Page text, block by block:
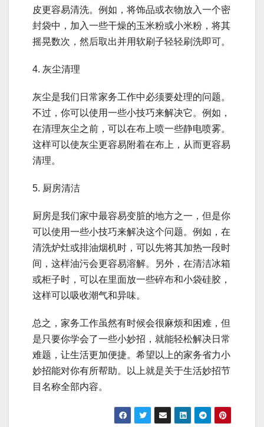
皮更容易清洗。例如，将饰品或衣物放入一个密
封袋中，加入一些干燥的玉米粉或小米粉，将其
摇晃数次，然后取出并用软刷子轻轻刷洗即可。
4. 灰尘清理
灰尘是我们日常家务工作中必须要处理的问题。
不过，你可以使用一些小技巧来解决它。例如，
在清理灰尘之前，可以在布上喷一些静电喷雾。
这样可以使灰尘更容易附着在布上，从而更容易
清理。
5. 厨房清洁
厨房是我们家中最容易变脏的地方之一，但是你
可以使用一些小技巧来解决这个问题。例如，在
清洗炉灶或排油烟机时，可以先将其加热一段时
间，这样油污会更容易溶解。另外，在清洁冰箱
或柜子时，可以在里面放一些碎布和小袋硅胶，
这样可以吸收潮气和异味。
总之，家务工作虽然有时候会很麻烦和困难，但
是只要你学会了一些小妙招，就能轻松解决日常
难题，让生活更加便捷。希望以上的家务省力小
妙招能对你有所帮助。以上就是关于生活妙招节
目名称全部内容。